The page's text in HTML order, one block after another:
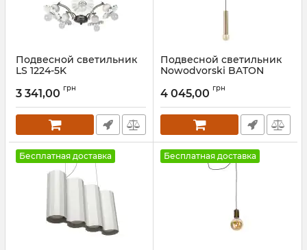
Подвесной светильник
LS 1224-5K
3 341,00 грн
Подвесной светильник
Nowodvorski BATON
Артикул:7851
4 045,00 грн
Бесплатная доставка Бесплатная доставка